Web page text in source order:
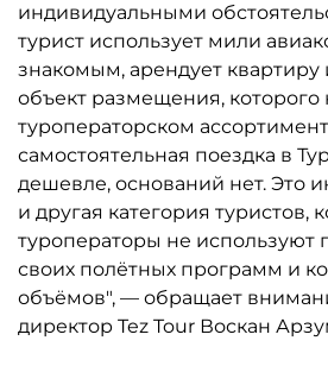
индивидуальными
турист использует мили
знакомым, арендует
объект размещения, которого
туроператорском
самостоятельная поездка в
дешевле, оснований нет. Это
и другая категория туристов,
туроператоры не используют
своих полётных программ и
объёмов", — обращает
директор Tez Tour Воскан